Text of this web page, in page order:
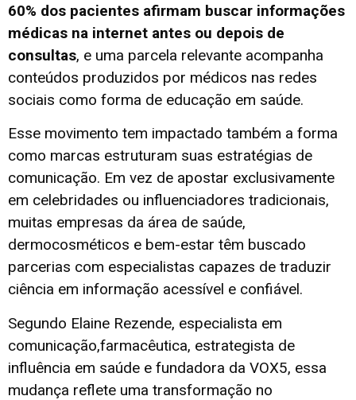
60% dos pacientes afirmam buscar informações
médicas na internet antes ou depois de
consultas, e uma parcela relevante acompanha
conteúdos produzidos por médicos nas redes
sociais como forma de educação em saúde.
Esse movimento tem impactado também a forma
como marcas estruturam suas estratégias de
comunicação. Em vez de apostar exclusivamente
em celebridades ou influenciadores tradicionais,
muitas empresas da área de saúde,
dermocosméticos e bem-estar têm buscado
parcerias com especialistas capazes de traduzir
ciência em informação acessível e confiável.
Segundo Elaine Rezende, especialista em
comunicação,farmacêutica, estrategista de
influência em saúde e fundadora da VOX5, essa
mudança reflete uma transformação no